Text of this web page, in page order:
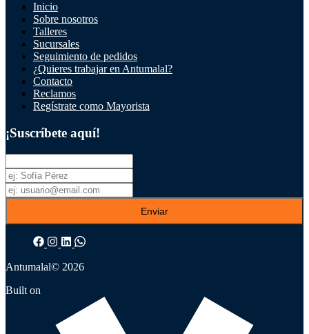
Inicio
Sobre nosotros
Talleres
Sucursales
Seguimiento de pedidos
¿Quieres trabajar en Antumalal?
Contacto
Reclamos
Regístrate como Mayorista
¡Suscríbete aquí!
Enviar
Antumalal© 2026
Built on